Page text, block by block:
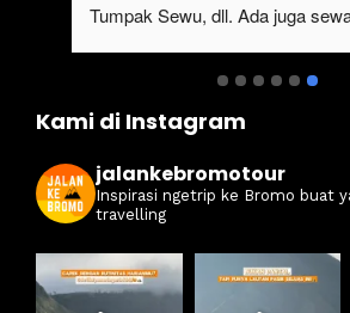
Tumpak Sewu, dll. Ada juga
Kami di Instagram
jalankebromotour
Inspirasi ngetrip ke Bromo buat
travelling